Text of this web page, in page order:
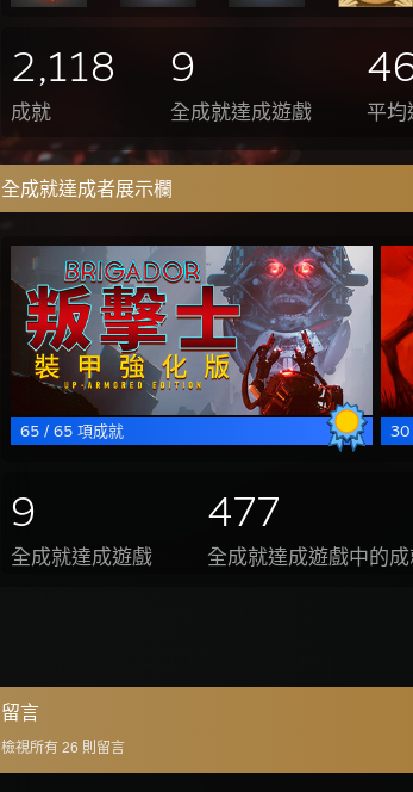
2,118
成就
9
全成就達成遊戲 平均
全成就達成者展示欄
65 / 65 項成就 30
9
全成就達成遊戲
477
全成就達成遊戲中的
留言
檢視所有 26 則留言